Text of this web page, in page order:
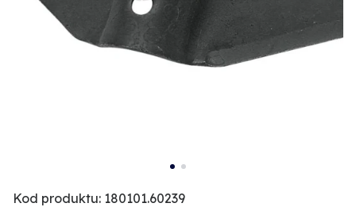
Kod produktu: 180101.60239